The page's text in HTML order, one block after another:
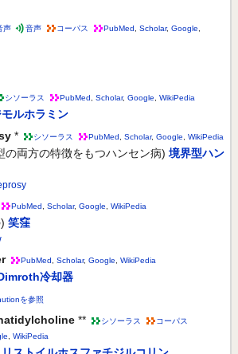
声 音声 コーパス PubMed , Scholar, Google,
シソーラス PubMed , Scholar, Google, WikiPedia
モルホラミン
* シソーラス PubMed , Scholar, Google, WikiPedia
の両方の特徴をもつハンセン病) 境界型ハン
PubMed , Scholar, Google, WikiPedia
笑窪
PubMed , Scholar, Google, WikiPedia
冷却器
を参照
** シソーラス
コーパス
, WikiPedia